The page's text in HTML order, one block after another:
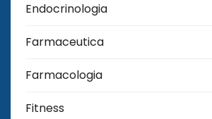
Endocrinologia
Farmaceutica
Farmacologia
Fitness